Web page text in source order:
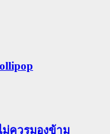
ม่ควรมองข้าม